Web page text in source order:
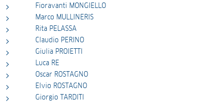
Fioravanti MONGIELLO
Marco MULLINERIS
Rita PELASSA
Claudio PERINO
Giulia PROIETTI
Luca RE
Oscar ROSTAGNO
Elvio ROSTAGNO
Giorgio TARDITI